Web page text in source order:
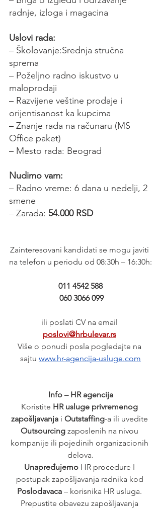
radnje, izloga i magacina
Uslovi rada:
– Školovanje:Srednja stručna
sprema
– Poželjno radno iskustvo u
maloprodaji
– Razvijene veštine prodaje i
orijentisanost ka kupcima
– Znanje rada na računaru (MS
Office paket)
– Mesto rada: Beograd
Nudimo vam:
– Radno vreme: 6 dana u nedelji, 2
smene
– Zarada: 54.000 RSD
Zainteresovani kandidati se mogu javiti
na telefon u periodu od 08:30h – 16:30h:
011 4542 588
060 3066 099
ili poslati CV na email
poslovi@hrbulevar.rs
Više o ponudi posla pogledajte na
sajtu www.hr-agencija-usluge.com
Info – HR agencija
Koristite HR usluge privremenog
zapošljavanja i Outstaffing-a ili uvedite
Outsourcing zaposlenih na nivou
kompanije ili pojedinih organizacionih
delova.
Unapređujemo HR procedure I
postupak zapošljavanja radnika kod
Poslodavaca – korisnika HR usluga.
Prepustite obavezu zapošljavanja